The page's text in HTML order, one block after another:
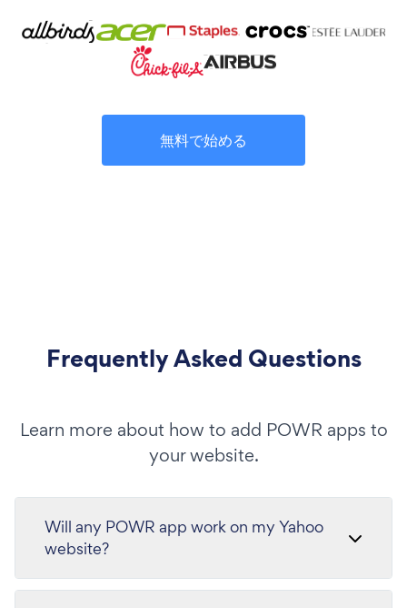
無料で始める
Frequently Asked Questions
Learn more about how to add POWR apps to
your website.
Will any POWR app work on my Yahoo
website?